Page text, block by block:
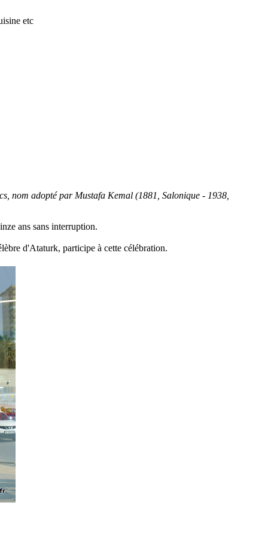
etc
nom adopté par Mustafa Kemal (1881, Salonique - 1938,
ans sans interruption.
d'Ataturk, participe à cette célébration.